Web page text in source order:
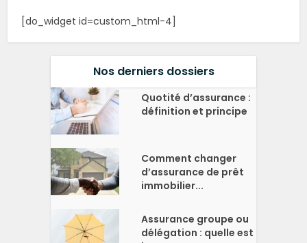
[do_widget id=custom_html-4]
Nos derniers dossiers
Quotité d’assurance :
définition et principe
Comment changer
d’assurance de prêt
immobilier...
Assurance groupe ou
délégation : quelle est